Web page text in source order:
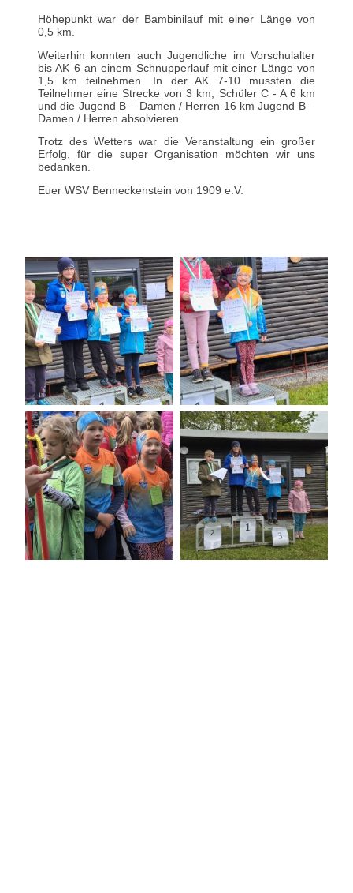
Höhepunkt war der Bambinilauf mit einer Länge von
0,5 km.
Weiterhin konnten auch Jugendliche im Vorschulalter
bis AK 6 an einem Schnupperlauf mit einer Länge von
1,5 km teilnehmen. In der AK 7-10 mussten die
Teilnehmer eine Strecke von 3 km, Schüler C - A 6 km
und die Jugend B – Damen / Herren 16 km Jugend B –
Damen / Herren absolvieren.
Trotz des Wetters war die Veranstaltung ein großer
Erfolg, für die super Organisation möchten wir uns
bedanken.
Euer WSV Benneckenstein von 1909 e.V.